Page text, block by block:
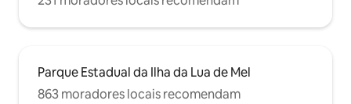
Parque Estadual da Ilha da Lua de Mel
863 moradores locais recomendam